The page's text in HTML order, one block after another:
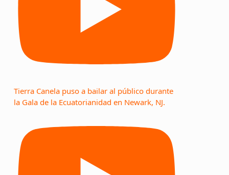
Tierra Canela puso a bailar al público durante
la Gala de la Ecuatorianidad en Newark, NJ.